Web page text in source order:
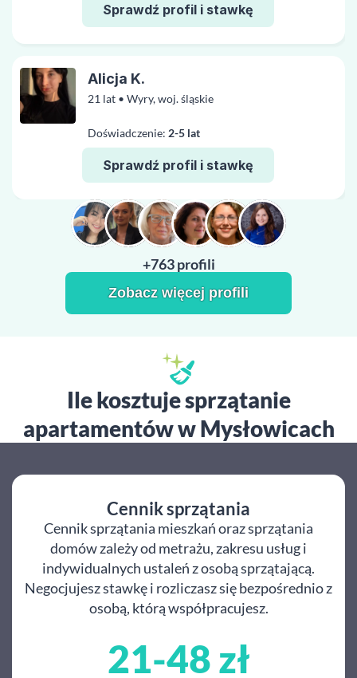
Sprawdź profil i stawkę
21 lat • Wyry, woj. śląskie
Doświadczenie: 2-5 lat
Sprawdź profil i stawkę
Alicja K.
+763 profili
Zobacz więcej profili
Ile kosztuje sprzątanie
apartamentów w Mysłowicach
Cennik sprzątania
Cennik sprzątania mieszkań oraz sprzątania
domów zależy od metrażu, zakresu usług i
indywidualnych ustaleń z osobą sprzątającą.
Negocjujesz stawkę i rozliczasz się bezpośrednio z
osobą, którą współpracujesz.
21-48 zł